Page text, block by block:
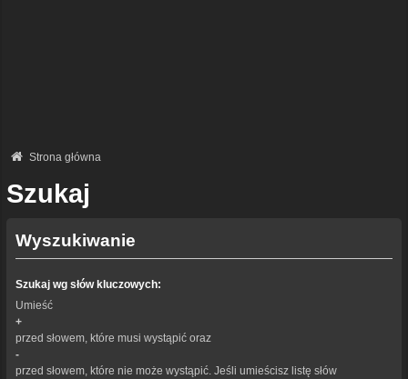
Strona główna
Szukaj
Wyszukiwanie
Szukaj wg słów kluczowych:
Umieść
+
przed słowem, które musi wystąpić oraz
-
przed słowem, które nie może wystąpić. Jeśli umieścisz listę słów